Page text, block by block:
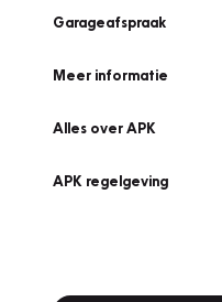
Garageafspraak
Meer informatie
Alles over APK
APK regelgeving